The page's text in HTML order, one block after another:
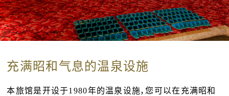
充满昭和气息的温泉设施
本旅馆是开设于1980年的温泉设施，您可以在充满昭和